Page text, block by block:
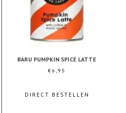
BARU PUMPKIN SPICE LATTE
€6,95
DIRECT BESTELLEN